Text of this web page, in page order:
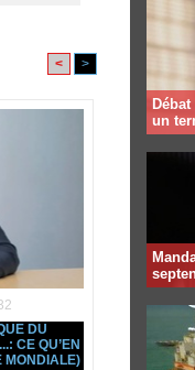
< >
DU
CE QU’EN
MONDIALE)
un